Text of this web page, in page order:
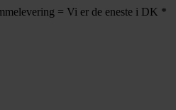
= Vi er de eneste i DK *